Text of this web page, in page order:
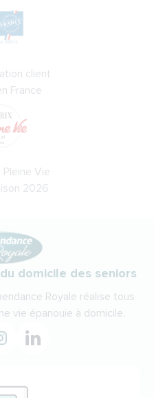
client
France
Vie
2026
domicile des seniors
Royale réalise tous
vie épanouie à domicile.